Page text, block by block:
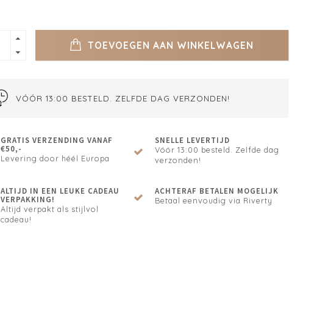
TOEVOEGEN AAN WINKELWAGEN
VÓÓR 13:00 BESTELD. ZELFDE DAG VERZONDEN!
GRATIS VERZENDING VANAF
€50,-
Levering door héél Europa
SNELLE LEVERTIJD
Vóór 13:00 besteld. Zelfde dag
verzonden!
ALTIJD IN EEN LEUKE CADEAU
VERPAKKING!
Altijd verpakt als stijlvol
cadeau!
ACHTERAF BETALEN MOGELIJK
Betaal eenvoudig via Riverty